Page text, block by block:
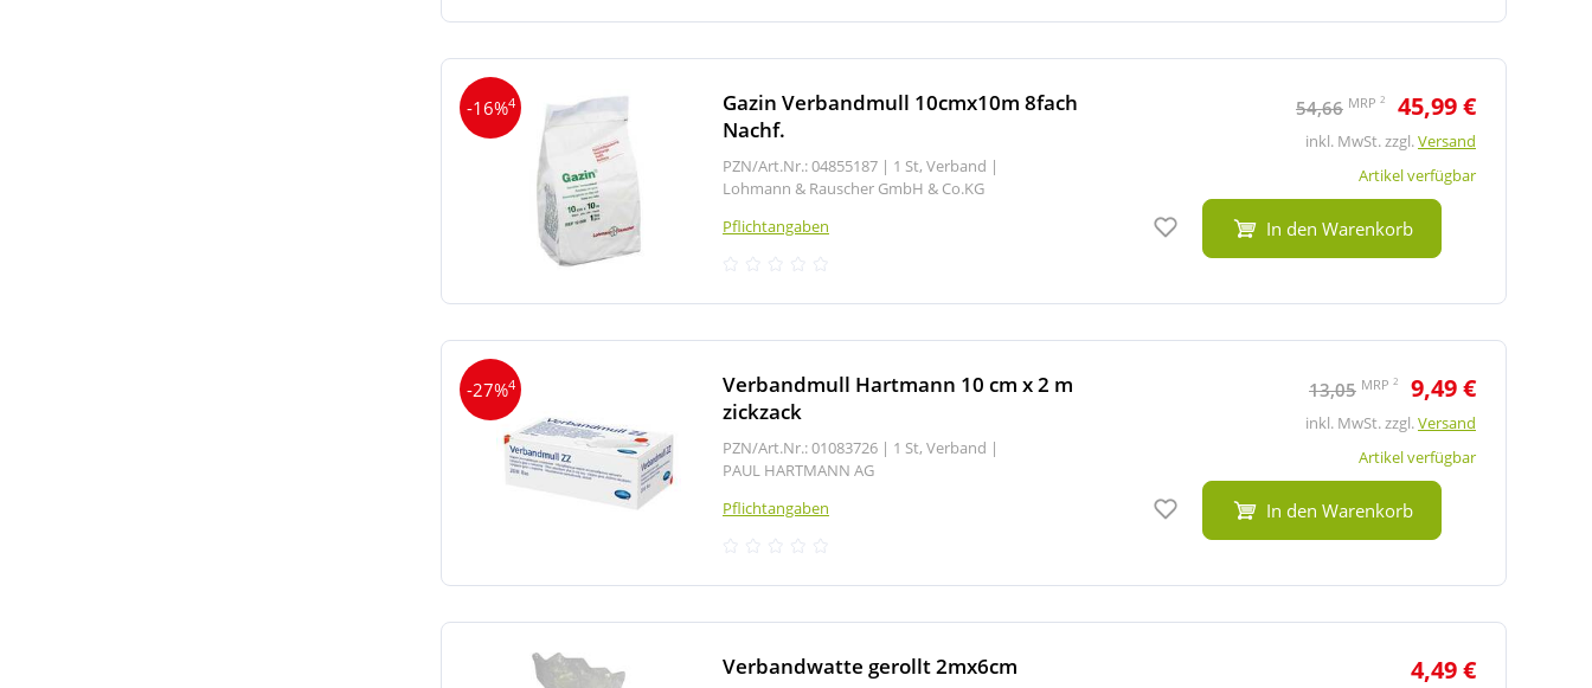
-16%4
Gazin Verbandmull 10cmx10m 8fach
Nachf.
PZN/Art.Nr.: 04855187 | 1 St, Verband |
Lohmann & Rauscher GmbH & Co.KG
Pflichtangaben
54,66 MRP 2 45,99 €
inkl. MwSt. zzgl.Versand
Artikel verfügbar
Auf den Merkzettel
In den Warenkorb
-27%4
Verbandmull Hartmann 10 cm x 2 m
zickzack
PZN/Art.Nr.: 01083726 | 1 St, Verband |
PAUL HARTMANN AG
Pflichtangaben
13,05 MRP 2 9,49 €
inkl. MwSt. zzgl.Versand
Artikel verfügbar
Auf den Merkzettel
In den Warenkorb
Verbandwatte gerollt 2mx6cm 4,49 €